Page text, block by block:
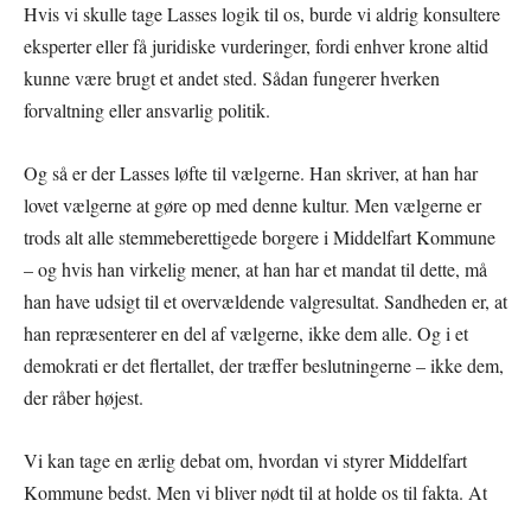
Hvis vi skulle tage Lasses logik til os, burde vi aldrig konsultere
eksperter eller få juridiske vurderinger, fordi enhver krone altid
kunne være brugt et andet sted. Sådan fungerer hverken
forvaltning eller ansvarlig politik.
Og så er der Lasses løfte til vælgerne. Han skriver, at han har
lovet vælgerne at gøre op med denne kultur. Men vælgerne er
trods alt alle stemmeberettigede borgere i Middelfart Kommune
– og hvis han virkelig mener, at han har et mandat til dette, må
han have udsigt til et overvældende valgresultat. Sandheden er, at
han repræsenterer en del af vælgerne, ikke dem alle. Og i et
demokrati er det flertallet, der træffer beslutningerne – ikke dem,
der råber højest.
Vi kan tage en ærlig debat om, hvordan vi styrer Middelfart
Kommune bedst. Men vi bliver nødt til at holde os til fakta. At